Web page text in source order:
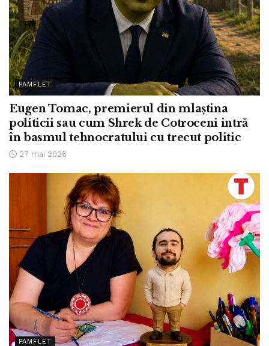
PAMFLET
Eugen Tomac, premierul din mlaștina
politicii sau cum Shrek de Cotroceni intră
în basmul tehnocratului cu trecut politic
27 mai 2026
PAMFLET